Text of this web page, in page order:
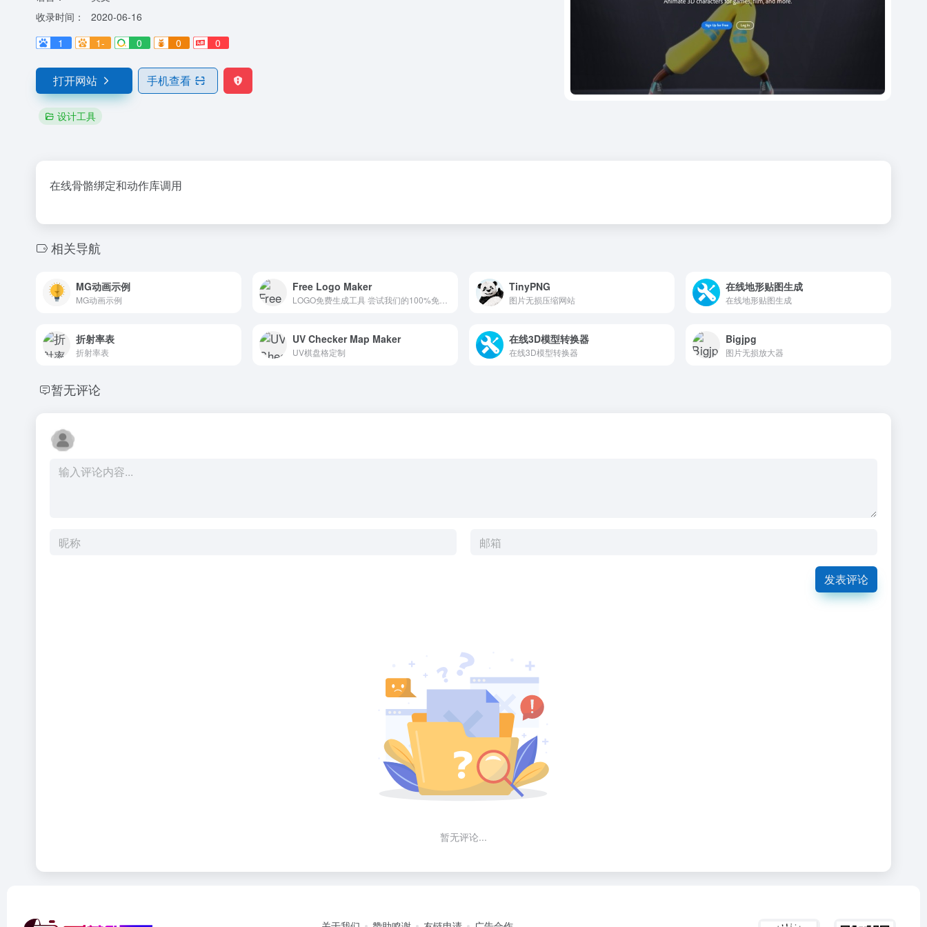
收录时间：
2020-06-16
1
1- 0 0 0
打开网站 手机查看
设计工具
在线骨骼绑定和动作库调用
相关导航
MG动画示例
MG动画示例
Free Logo Maker TinyPNG
图片无损压缩网站
在线地形贴图生成
在线地形贴图生成
折射率表
折射率表
UV Checker Map Maker
UV棋盘格定制
在线3D模型转换器
在线3D模型转换器
Bigjpg
图片无损放大器
暂无评论
发表评论
暂无评论...